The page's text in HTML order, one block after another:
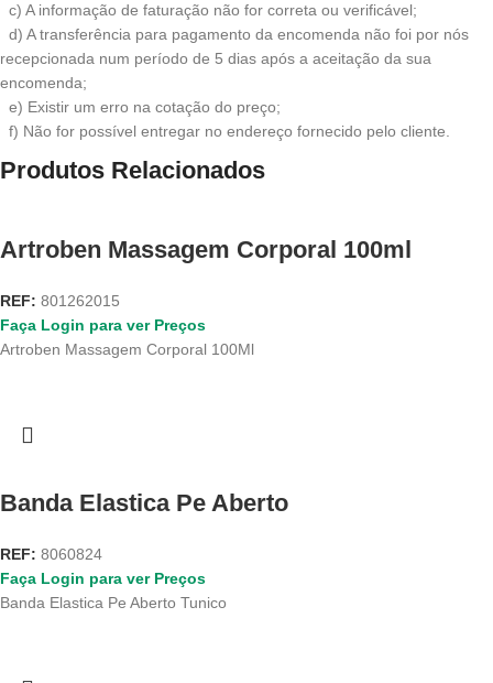
c) A informação de faturação não for correta ou verificável;
d) A transferência para pagamento da encomenda não foi por nós
recepcionada num período de 5 dias após a aceitação da sua
encomenda;
e) Existir um erro na cotação do preço;
f) Não for possível entregar no endereço fornecido pelo cliente.
Produtos Relacionados
Artroben Massagem Corporal 100ml
REF: 801262015
Faça Login para ver Preços
Artroben Massagem Corporal 100Ml
Banda Elastica Pe Aberto
REF: 8060824
Faça Login para ver Preços
Banda Elastica Pe Aberto Tunico